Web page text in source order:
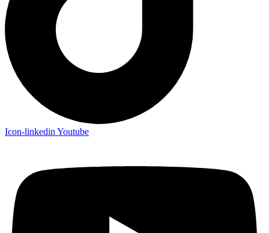
Icon-linkedin Youtube